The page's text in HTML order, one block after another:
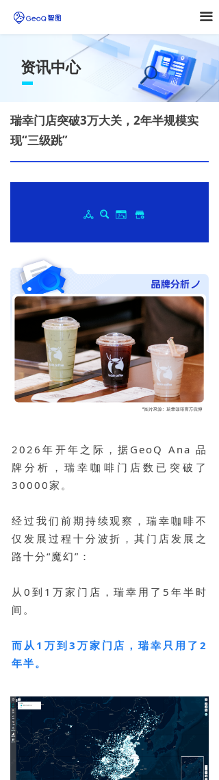
끀
瑞幸门店突破3万大关，2年半规模实
现“三级跳”
2026年开年之际，据GeoQ Ana 品
牌分析，瑞幸咖啡门店数已突破了
30000家。
经过我们前期持续观察，瑞幸咖啡不
仅发展过程十分波折，其门店发展之
路十分“魔幻”：
从0到1万家门店，瑞幸用了5年半时
间。
而从1万到3万家门店，瑞幸只用了2
年半。
资讯中心